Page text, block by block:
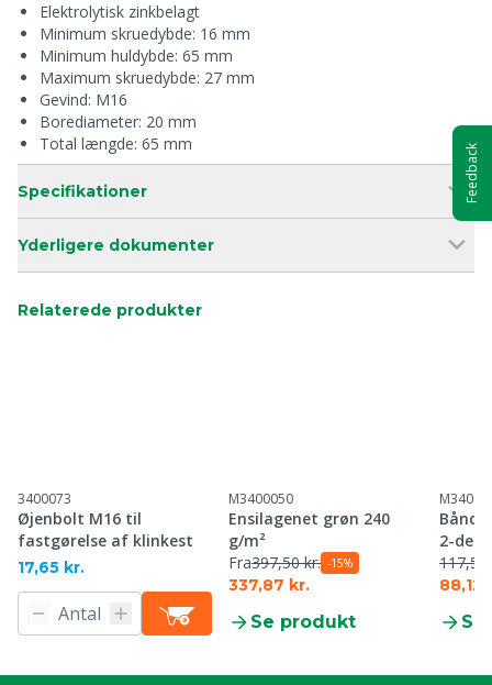
Elektrolytisk zinkbelagt
Minimum skruedybde: 16 mm
Minimum huldybde: 65 mm
Maximum skruedybde: 27 mm
Gevind: M16
Borediameter: 20 mm
Total længde: 65 mm
Specifikationer
Yderligere dokumenter
Relaterede produkter
3400073
Øjenbolt M16 til
fastgørelse af klinkest
17,65 kr.
M3400050
Ensilagenet grøn 240
g/m²
Fra397,50 kr. -15%
337,87 kr.
Se produkt
2-
117,50
88,12
Feedback